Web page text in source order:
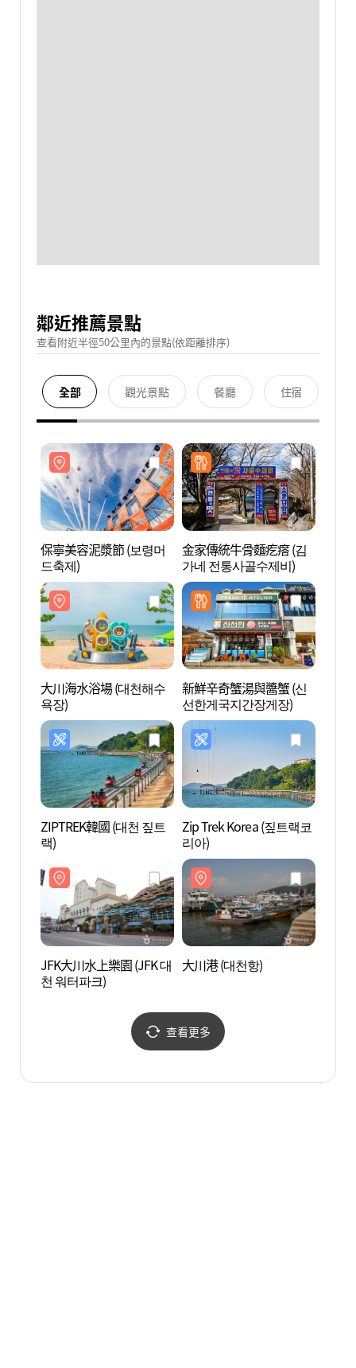
鄰近推薦景點
查看附近半徑50公里內的景點(依距離排序)
全部 觀光景點 餐廳 住宿
保寧美容泥漿節 (보령머
드축제)
金家傳統牛骨麵疙瘩 (김
가네 전통사골수제비)
大川海水浴場 (대천해수
욕장)
新鮮辛奇蟹湯與醬蟹 (신
선한게국지간장게장)
ZIPTREK韓國 (대천 짚트
랙)
Zip Trek Korea (짚트랙코
리아)
JFK大川水上樂園 (JFK 대
천 워터파크)
大川港 (대천항)
查看更多